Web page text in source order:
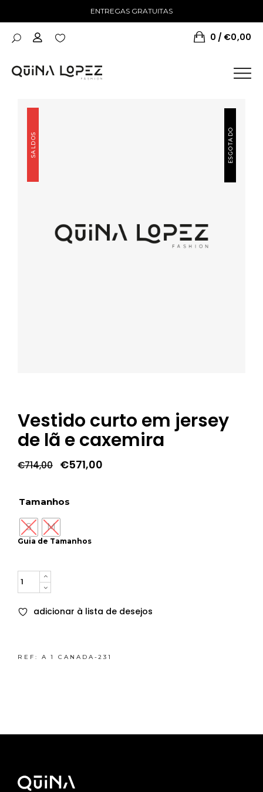
ENTREGAS GRATUITAS
0 €0,00
ESGOTADO
SALDOS
Vestido curto em jersey
de lã e caxemira
€714,00 O
preço
€714,00.
€571,00
Guia de Tamanhos
Tamanhos
S M
Quantity
adicionar à lista de desejos
REF: A 1 CANADA-231